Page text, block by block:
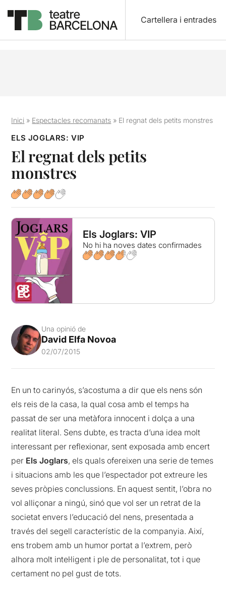
Cartellera i entrades
Inici » Espectacles recomanats » El regnat dels petits monstres
ELS JOGLARS: VIP
El regnat dels petits
monstres
Els Joglars: VIP
No hi ha noves dates confirmades
Una opinió de
David Elfa Novoa
02/07/2015
En un to carinyós, s’acostuma a dir que els nens són
els reis de la casa, la qual cosa amb el temps ha
passat de ser una metàfora innocent i dolça a una
realitat literal. Sens dubte, es tracta d’una idea molt
interessant per reflexionar, sent exposada amb encert
per Els Joglars, els quals ofereixen una serie de temes
i situacions amb les que l’espectador pot extreure les
seves pròpies conclussions. En aquest sentit, l’obra no
vol alliçonar a ningú, sinó que vol ser un retrat de la
societat envers l’educació del nens, presentada a
través del segell característic de la companyia. Així,
ens trobem amb un humor portat a l’extrem, però
alhora molt intel·ligent i ple de personalitat, tot i que
certament no pel gust de tots.